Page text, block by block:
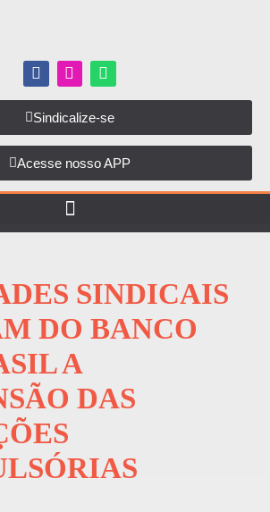
Sindicalize-se
Acesse nosso APP
SINDICAIS
DO BANCO
A
DAS